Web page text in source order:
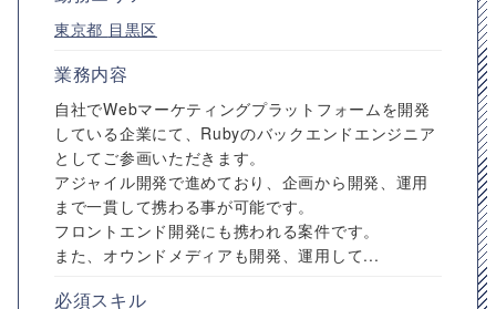
東京都 目黒区
業務内容
自社でWebマーケティングプラットフォームを開発
している企業にて、Rubyのバックエンドエンジニア
としてご参画いただきます。
アジャイル開発で進めており、企画から開発、運用
まで一貫して携わる事が可能です。
フロントエンド開発にも携われる案件です。
また、オウンドメディアも開発、運用して...
必須スキル